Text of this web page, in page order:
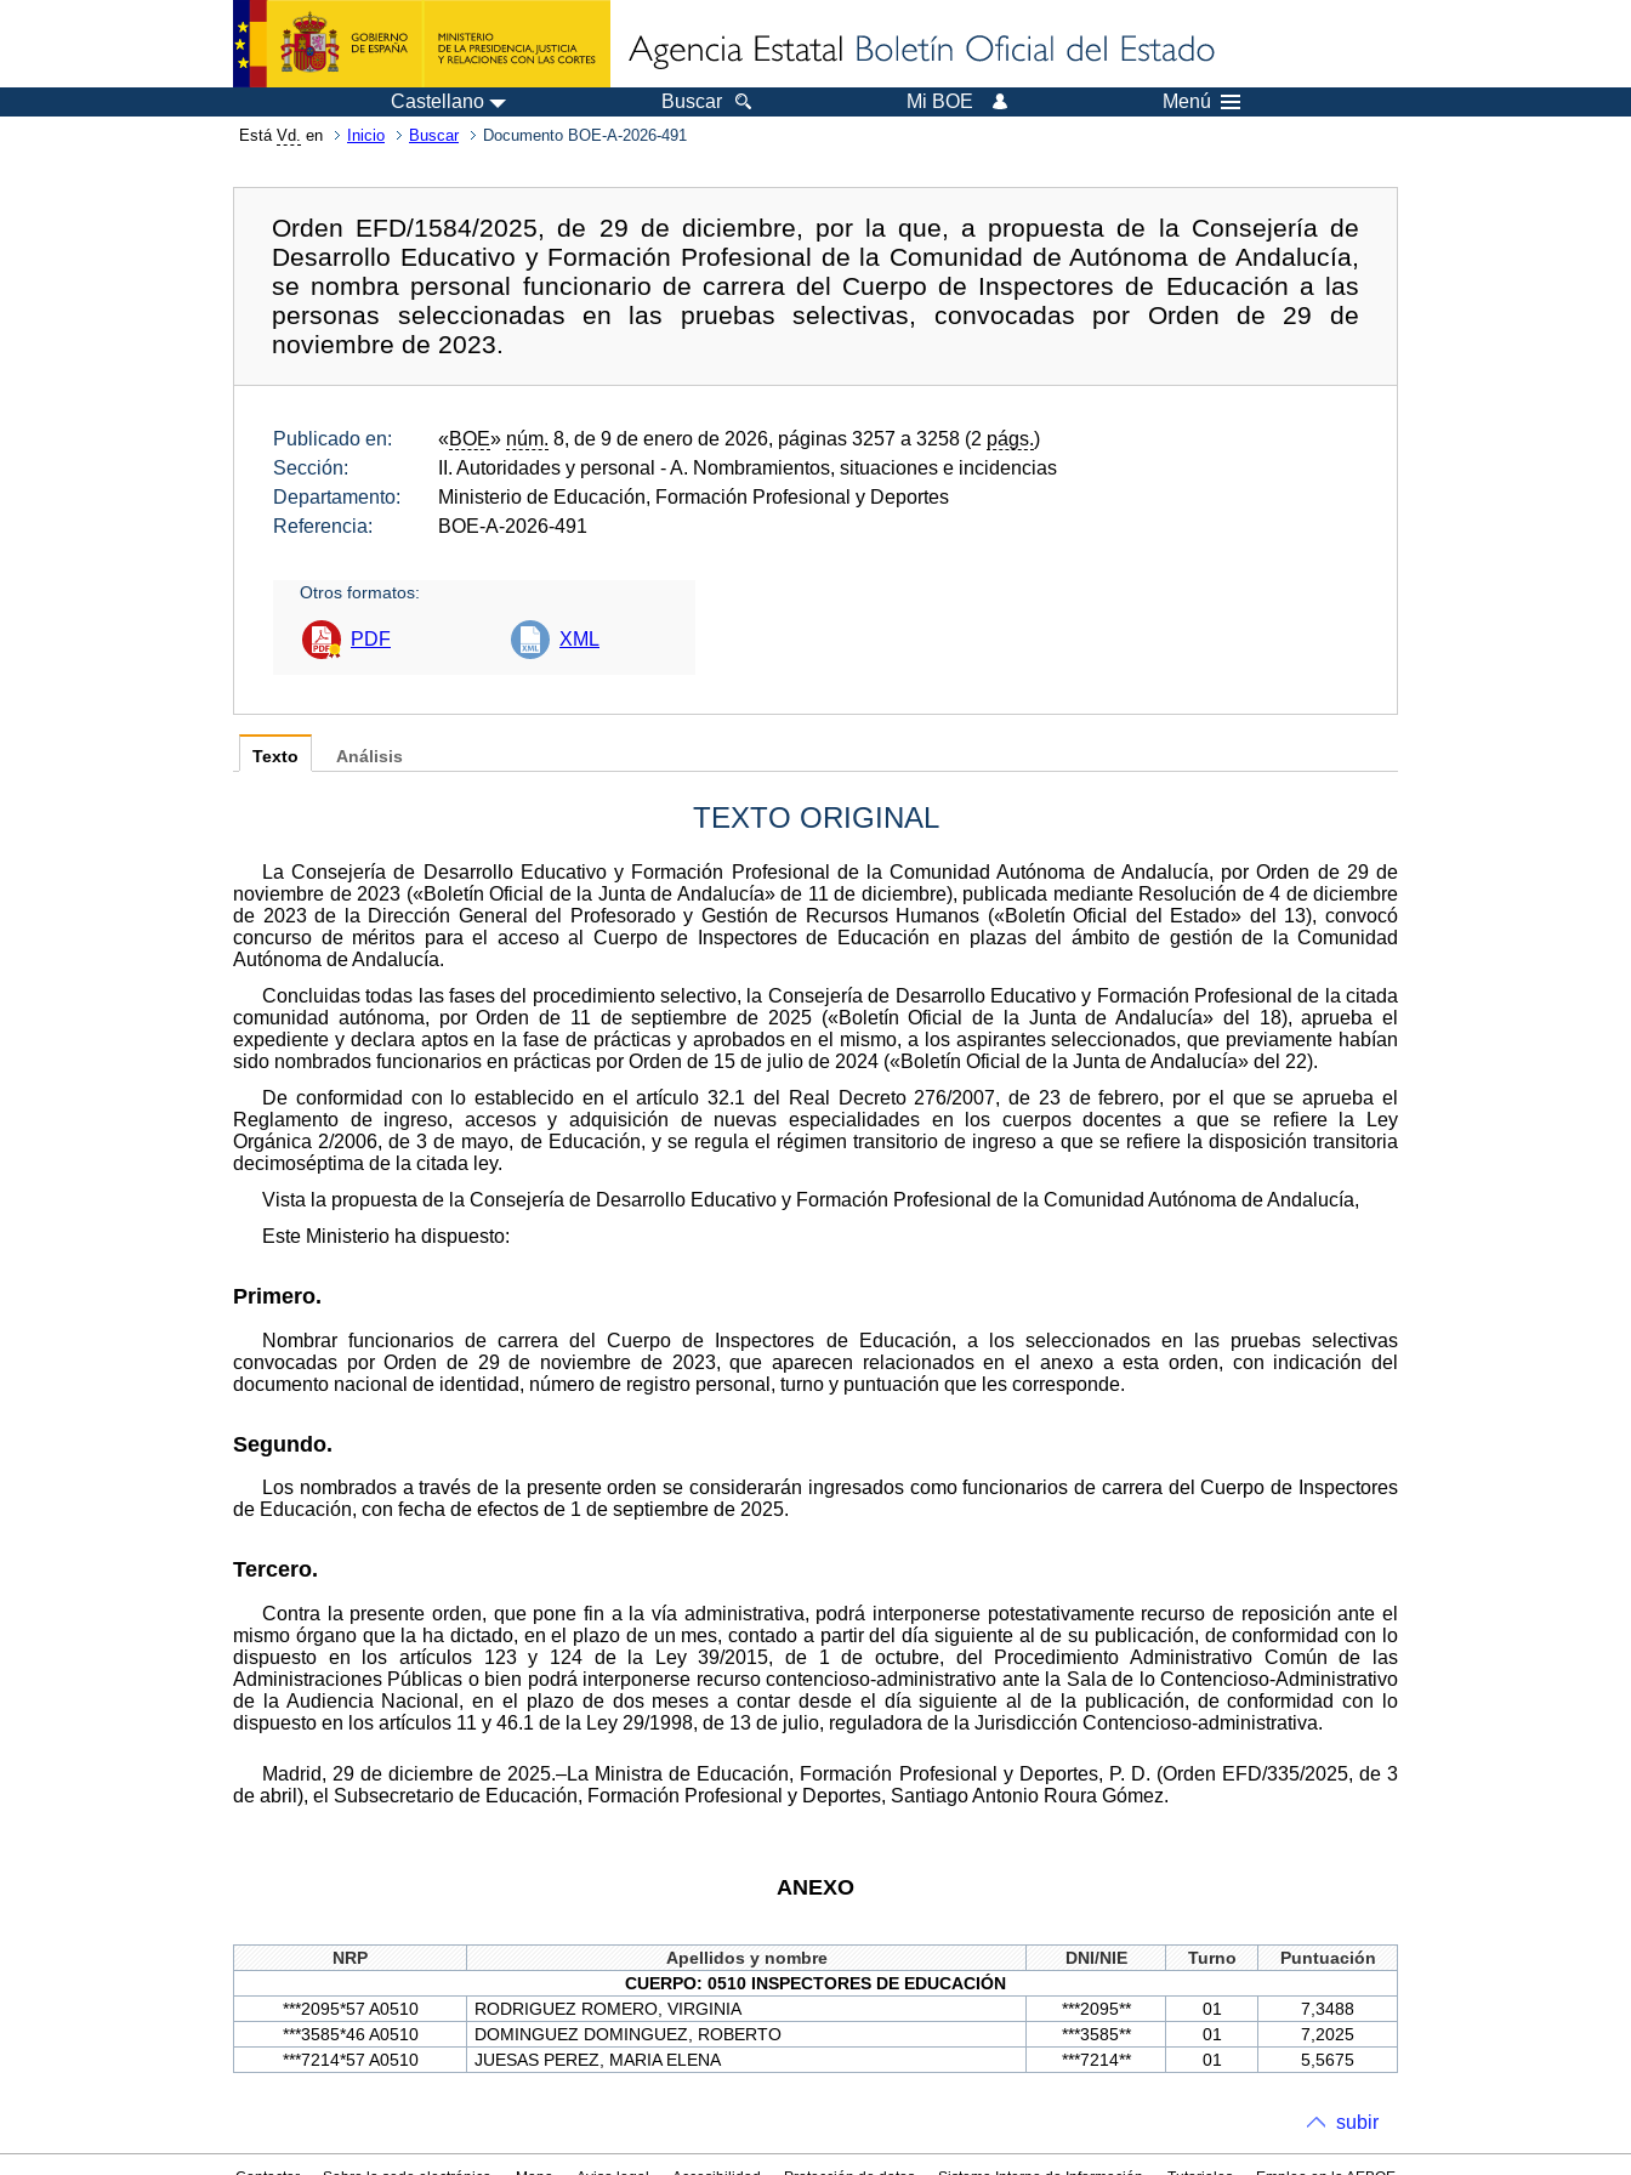
Castellano Buscar Mi BOE Menú
Está Vd. en Inicio Buscar Documento BOE-A-2026-491
Orden EFD/1584/2025, de 29 de diciembre, por la que, a propuesta de la Consejería de
Desarrollo Educativo y Formación Profesional de la Comunidad de Autónoma de Andalucía,
se nombra personal funcionario de carrera del Cuerpo de Inspectores de Educación a las
personas seleccionadas en las pruebas selectivas, convocadas por Orden de 29 de
noviembre de 2023.
Publicado en: «BOE» núm. 8, de 9 de enero de 2026, páginas 3257 a 3258 (2 págs.)
Sección:
II. Autoridades y personal - A. Nombramientos, situaciones e incidencias
Departamento:
Ministerio de Educación, Formación Profesional y Deportes
Referencia:
BOE-A-2026-491
Otros formatos:
PDF XML
Texto
TEXTO ORIGINAL
La Consejería de Desarrollo Educativo y Formación Profesional de la Comunidad Autónoma de Andalucía, por Orden de 29 de
noviembre de 2023 («Boletín Oficial de la Junta de Andalucía» de 11 de diciembre), publicada mediante Resolución de 4 de diciembre
de 2023 de la Dirección General del Profesorado y Gestión de Recursos Humanos («Boletín Oficial del Estado» del 13), convocó
concurso de méritos para el acceso al Cuerpo de Inspectores de Educación en plazas del ámbito de gestión de la Comunidad
Autónoma de Andalucía.
Concluidas todas las fases del procedimiento selectivo, la Consejería de Desarrollo Educativo y Formación Profesional de la citada
comunidad autónoma, por Orden de 11 de septiembre de 2025 («Boletín Oficial de la Junta de Andalucía» del 18), aprueba el
expediente y declara aptos en la fase de prácticas y aprobados en el mismo, a los aspirantes seleccionados, que previamente habían
sido nombrados funcionarios en prácticas por Orden de 15 de julio de 2024 («Boletín Oficial de la Junta de Andalucía» del 22).
De conformidad con lo establecido en el artículo 32.1 del Real Decreto 276/2007, de 23 de febrero, por el que se aprueba el
Reglamento de ingreso, accesos y adquisición de nuevas especialidades en los cuerpos docentes a que se refiere la Ley
Orgánica 2/2006, de 3 de mayo, de Educación, y se regula el régimen transitorio de ingreso a que se refiere la disposición transitoria
decimoséptima de la citada ley.
Vista la propuesta de la Consejería de Desarrollo Educativo y Formación Profesional de la Comunidad Autónoma de Andalucía,
Este Ministerio ha dispuesto:
Primero.
Nombrar funcionarios de carrera del Cuerpo de Inspectores de Educación, a los seleccionados en las pruebas selectivas
convocadas por Orden de 29 de noviembre de 2023, que aparecen relacionados en el anexo a esta orden, con indicación del
documento nacional de identidad, número de registro personal, turno y puntuación que les corresponde.
Segundo.
Los nombrados a través de la presente orden se considerarán ingresados como funcionarios de carrera del Cuerpo de Inspectores
de Educación, con fecha de efectos de 1 de septiembre de 2025.
Tercero.
Contra la presente orden, que pone fin a la vía administrativa, podrá interponerse potestativamente recurso de reposición ante el
mismo órgano que la ha dictado, en el plazo de un mes, contado a partir del día siguiente al de su publicación, de conformidad con lo
dispuesto en los artículos 123 y 124 de la Ley 39/2015, de 1 de octubre, del Procedimiento Administrativo Común de las
Administraciones Públicas o bien podrá interponerse recurso contencioso-administrativo ante la Sala de lo Contencioso-Administrativo
de la Audiencia Nacional, en el plazo de dos meses a contar desde el día siguiente al de la publicación, de conformidad con lo
dispuesto en los artículos 11 y 46.1 de la Ley 29/1998, de 13 de julio, reguladora de la Jurisdicción Contencioso-administrativa.
Madrid, 29 de diciembre de 2025.–La Ministra de Educación, Formación Profesional y Deportes, P. D. (Orden EFD/335/2025, de 3
de abril), el Subsecretario de Educación, Formación Profesional y Deportes, Santiago Antonio Roura Gómez.
ANEXO
NRP Apellidos y nombre DNI/NIE Turno
Puntuación
CUERPO: 0510 INSPECTORES DE EDUCACIÓN
***2095*57 A0510
RODRIGUEZ ROMERO, VIRGINIA ***2095** 01
7,3488
***3585*46 A0510
DOMINGUEZ DOMINGUEZ, ROBERTO ***3585** 01
7,2025
***7214*57 A0510
JUESAS PEREZ, MARIA ELENA ***7214** 01 5,5675
Análisis
subir